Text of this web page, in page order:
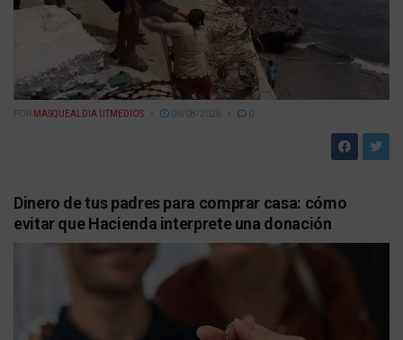
POR MASQUEALDIA UTMEDIOS 06/08/2026 0
Dinero de tus padres para comprar casa: cómo
evitar que Hacienda interprete una donación